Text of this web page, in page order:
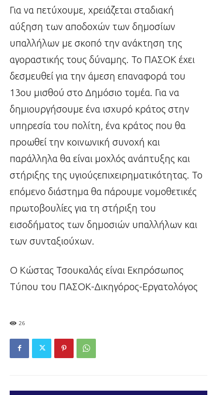
Για να πετύχουμε, χρειάζεται σταδιακή
αύξηση των αποδοχών των δημοσίων
υπαλλήλων με σκοπό την ανάκτηση της
αγοραστικής τους δύναμης. Το ΠΑΣΟΚ έχει
δεσμευθεί για την άμεση επαναφορά του
13ου μισθού στο Δημόσιο τομέα. Για να
δημιουργήσουμε ένα ισχυρό κράτος στην
υπηρεσία του πολίτη, ένα κράτος που θα
προωθεί την κοινωνική συνοχή και
παράλληλα θα είναι μοχλός ανάπτυξης και
στήριξης της υγιούςεπιχειρηματικότητας. Το
επόμενο διάστημα θα πάρουμε νομοθετικές
πρωτοβουλίες για τη στήριξη του
εισοδήματος των δημοσιών υπαλλήλων και
των συνταξιούχων.
Ο Κώστας Τσουκαλάς είναι Εκπρόσωπος
Τύπου του ΠΑΣΟΚ-Δικηγόρος-Εργατολόγος
26